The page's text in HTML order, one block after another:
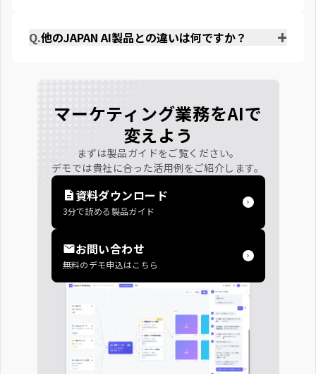
Q.他のJAPAN AI製品との違いは何ですか？ +
マーケティング業務をAIで
変えよう
まずは製品ガイドをご覧ください。
デモでは貴社に合った活用例をご紹介します。
資料ダウンロード
3分で読める製品ガイド
お問い合わせ
無料のデモ申込はこちら